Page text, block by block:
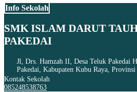
Info Sekolah
SMK ISLAM DARUT
PAKEDAI
Jl, Drs. Hamzah II, Desa Teluk Pakedai
Pakedai, Kabupaten Kubu Raya,
Kontak Sekolah
085248538763